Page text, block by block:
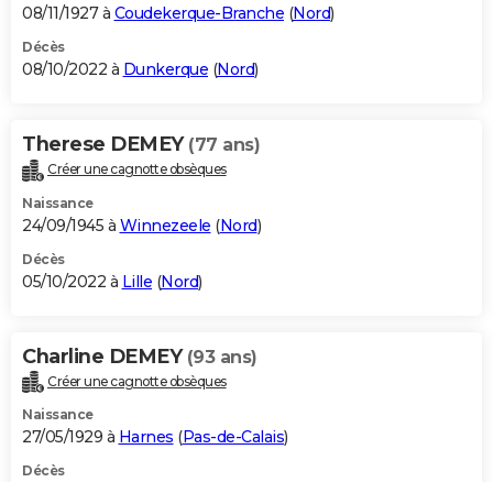
08/11/1927 à Coudekerque-Branche (Nord)
Décès
08/10/2022 à Dunkerque (Nord)
Therese DEMEY (77 ans)
Créer une cagnotte obsèques
Naissance
24/09/1945 à Winnezeele (Nord)
Décès
05/10/2022 à Lille (Nord)
Charline DEMEY (93 ans)
Créer une cagnotte obsèques
Naissance
27/05/1929 à Harnes (Pas-de-Calais)
Décès